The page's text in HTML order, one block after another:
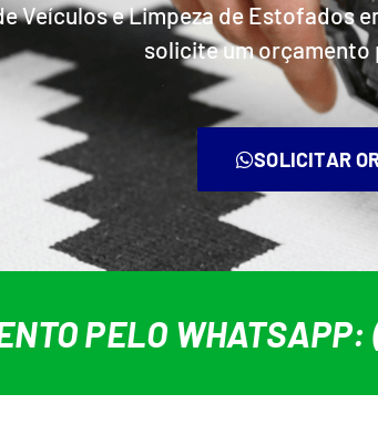
Veículos e Limpeza de Estofados
solicite um orçamento
SOLICITAR
PELO WHATSAPP: